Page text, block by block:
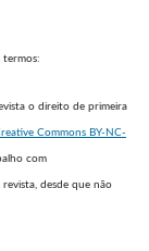
termos:
o direito de primeira
Commons BY-NC-
com
desde que não